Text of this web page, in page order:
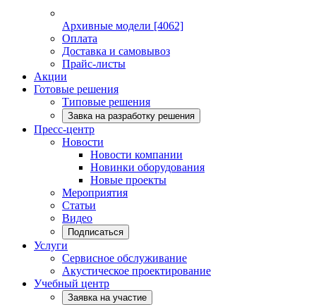
Архивные модели [4062]
Оплата
Доставка и самовывоз
Прайс-листы
Акции
Готовые решения
Типовые решения
Завка на разработку решения
Пресс-центр
Новости
Новости компании
Новинки оборудования
Новые проекты
Мероприятия
Статьи
Видео
Подписаться
Услуги
Сервисное обслуживание
Акустическое проектирование
Учебный центр
Заявка на участие